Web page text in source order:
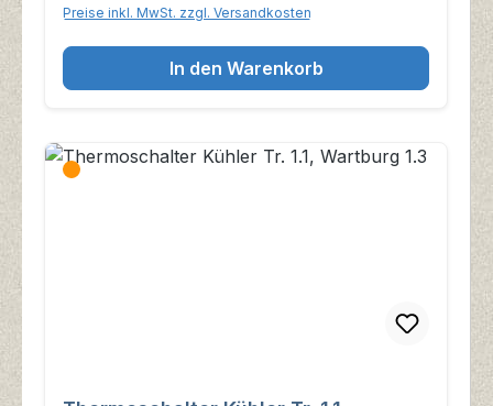
Preise inkl. MwSt. zzgl. Versandkosten
In den Warenkorb